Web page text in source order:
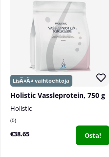
Holistic Vassleprotein, 750 g
Holistic
0
€38.65 Osta!